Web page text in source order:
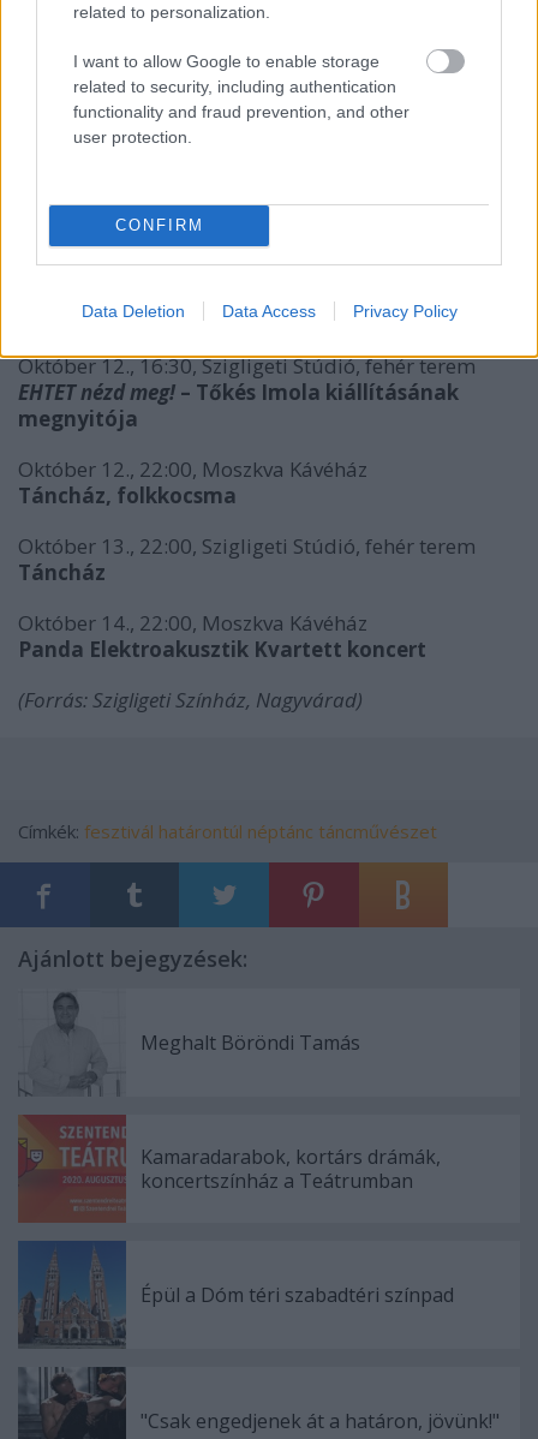
related to personalization.
I want to allow Google to enable storage
related to security, including authentication
functionality and fraud prevention, and other
user protection.
CONFIRM
Data Deletion Data Access Privacy Policy
nagyterem
Apám tánca
r.: Könczei Árpád
Udvarhely Táncműhely
nagyterem
EHTET Gála– az öt hivatásos magyar
néptáncegyüttes közreműködésével
Október 12., 16:30, Szigligeti Stúdió, fehér terem
EHTET nézd meg! – Tőkés Imola kiállításának
megnyitója
Október 12., 22:00, Moszkva Kávéház
Táncház, folkkocsma
Október 13., 22:00, Szigligeti Stúdió, fehér terem
Táncház
Október 14., 22:00, Moszkva Kávéház
Panda Elektroakusztik Kvartett koncert
(Forrás: Szigligeti Színház, Nagyvárad)
Címkék: fesztivál határontúl néptánc táncművészet
Ajánlott bejegyzések:
Meghalt Böröndi Tamás
Kamaradarabok, kortárs drámák,
koncertszínház a Teátrumban
Épül a Dóm téri szabadtéri színpad
"Csak engedjenek át a határon, jövünk!"